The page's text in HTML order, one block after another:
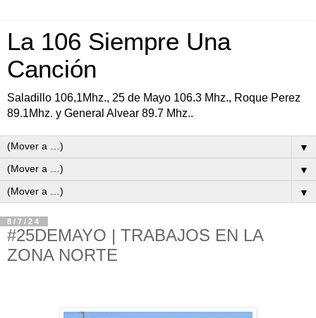
La 106 Siempre Una
Canción
Saladillo 106,1Mhz., 25 de Mayo 106.3 Mhz., Roque Perez
89.1Mhz. y General Alvear 89.7 Mhz..
▼
▼
▼
8/7/24
#25DEMAYO | TRABAJOS EN LA
ZONA NORTE